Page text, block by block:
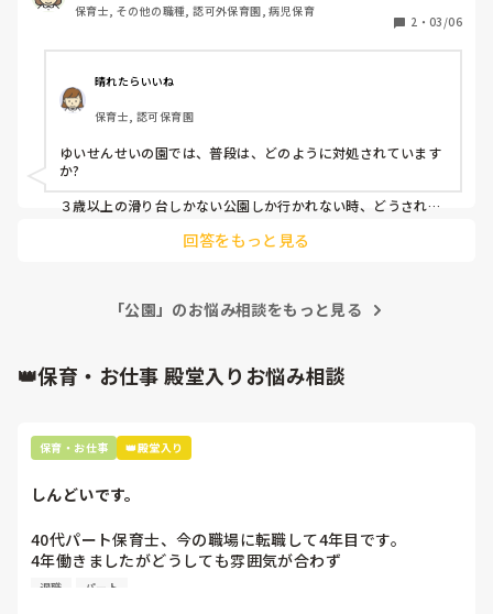
保育士, その他の職種, 認可外保育園, 病児保育
2 ・ 03/06
晴れたらいいね
保育士, 認可保育園
ゆいせんせいの園では、普段は、どのように対処されています
か?
３歳以上の滑り台しかない公園しか行かれない時、どうされて
大人の人数がいたら、小さい子向けの遊具のある公園まで行く
子どもの運動能力と大人の人数を見て、対象年齢以下の子で
無理そうな日は、遊具では遊ばず、縄跳びを持っていったり、
回答をもっと見る
「公園」のお悩み相談をもっと見る
👑保育・お仕事 殿堂入りお悩み相談
保育・お仕事 👑殿堂入り
しんどいです。
40代パート保育士、今の職場に転職して4年目です。
4年働きましたがどうしても雰囲気が合わず
退職しようと思っています。
退職 パート